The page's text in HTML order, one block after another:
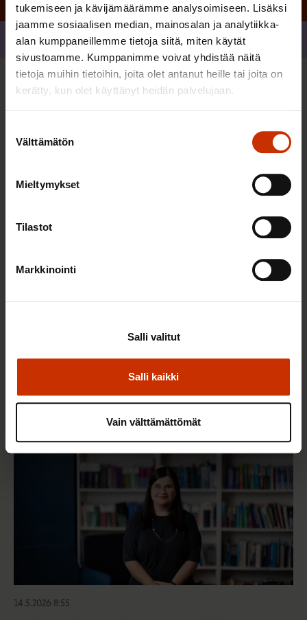
tukemiseen ja kävijämäärämme analysoimiseen. Lisäksi
jaamme sosiaalisen median, mainosalan ja analytiikka-
alan kumppaneillemme tietoja siitä, miten käytät
sivustoamme. Kumppanimme voivat yhdistää näitä
tietoja muihin tietoihin, joita olet antanut heille tai joita on
kerätty, kun olet käyttänyt heidän palvelujaan.
valinta
Välttämätön
Mieltymykset
Tilastot
Markkinointi
Salli kaikki
Salli valitut
Vain välttämättömät
Jaa
Sinua saattaa myös kiinnostaa
TASA-ARVO JA YHDENVERTAISUUS
Mikä muuttui määräaikaisissa työsuhteissa? Lue
juristin vastaukset!
TASA-ARVO JA YHDENVERTAISUUS
14.5.2026 8:55